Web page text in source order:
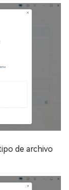
de archivo